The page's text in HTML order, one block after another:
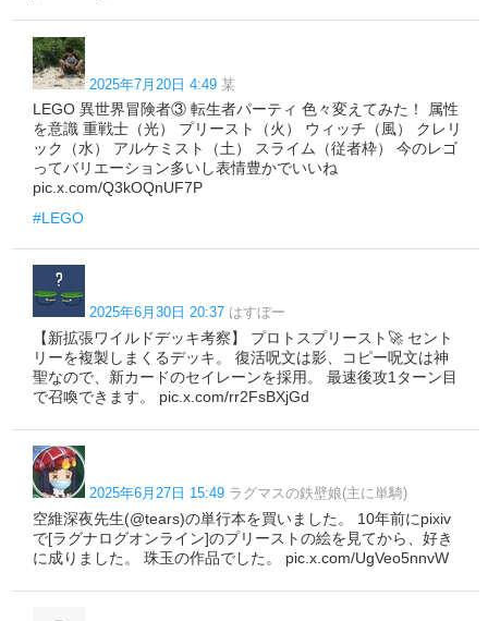
2025年7月20日 4:49 某
LEGO 異世界冒険者③ 転生者パーティ 色々変えてみた！ 属性
を意識 重戦士（光） プリースト（火） ウィッチ（風） クレリ
ック（水） アルケミスト（土） スライム（従者枠） 今のレゴ
ってバリエーション多いし表情豊かでいいね
pic.x.com/Q3kOQnUF7P
#LEGO
2025年6月30日 20:37 はすぼー
【新拡張ワイルドデッキ考察】 プロトスプリースト🚀 セント
リーを複製しまくるデッキ。 復活呪文は影、コピー呪文は神
聖なので、新カードのセイレーンを採用。 最速後攻1ターン目
で召喚できます。 pic.x.com/rr2FsBXjGd
2025年6月27日 15:49 ラグマスの鉄壁娘(主に単騎)
空維深夜先生(@tears)の単行本を買いました。 10年前にpixiv
で[ラグナログオンライン]のプリーストの絵を見てから、好き
に成りました。 珠玉の作品でした。 pic.x.com/UgVeo5nnvW